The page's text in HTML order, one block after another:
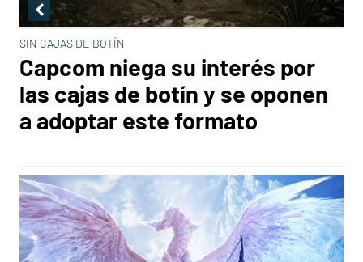
SIN CAJAS DE BOTÍN
Capcom niega su interés por
las cajas de botín y se oponen
a adoptar este formato